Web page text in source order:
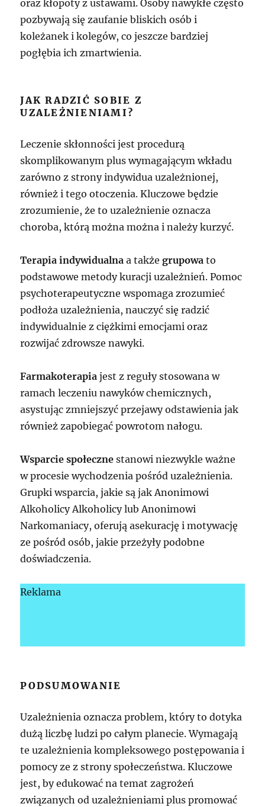
oraz kłopoty z ustawami. Osoby nawykłe często
pozbywają się zaufanie bliskich osób i
koleżanek i kolegów, co jeszcze bardziej
pogłębia ich zmartwienia.
JAK RADZIĆ SOBIE Z
UZALEŻNIENIAMI?
Leczenie skłonności jest procedurą
skomplikowanym plus wymagającym wkładu
zarówno z strony indywidua uzależnionej,
również i tego otoczenia. Kluczowe będzie
zrozumienie, że to uzależnienie oznacza
choroba, którą można można i należy kurzyć.
Terapia indywidualna a takżegrupowa to
podstawowe metody kuracji uzależnień. Pomoc
psychoterapeutyczne wspomaga zrozumieć
podłoża uzależnienia, nauczyć się radzić
indywidualnie z ciężkimi emocjami oraz
rozwijać zdrowsze nawyki.
Farmakoterapia jest z reguły stosowana w
ramach leczeniu nawyków chemicznych,
asystując zmniejszyć przejawy odstawienia jak
również zapobiegać powrotom nałogu.
Wsparcie społeczne stanowi niezwykle ważne
w procesie wychodzenia pośród uzależnienia.
Grupki wsparcia, jakie są jak Anonimowi
Alkoholicy Alkoholicy lub Anonimowi
Narkomaniacy, oferują asekurację i motywację
ze pośród osób, jakie przeżyły podobne
doświadczenia.
Reklama
PODSUMOWANIE
Uzależnienia oznacza problem, który to dotyka
dużą liczbę ludzi po całym planecie. Wymagają
te uzależnienia kompleksowego postępowania i
pomocy ze z strony społeczeństwa. Kluczowe
jest, by edukować na temat zagrożeń
związanych od uzależnieniami plus promować